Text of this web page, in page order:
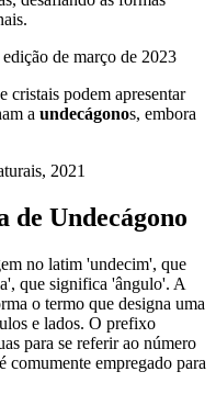
de março de 2023
cristais podem apresentar
a undecágonos, embora
2021
de Undecágono
no latim 'undecim', que
que significa 'ângulo'. A
o termo que designa uma
e lados. O prefixo
para se referir ao número
empregado para